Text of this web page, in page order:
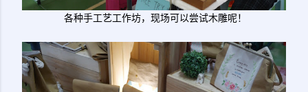
各种手工艺工作坊，现场可以尝试木雕呢！